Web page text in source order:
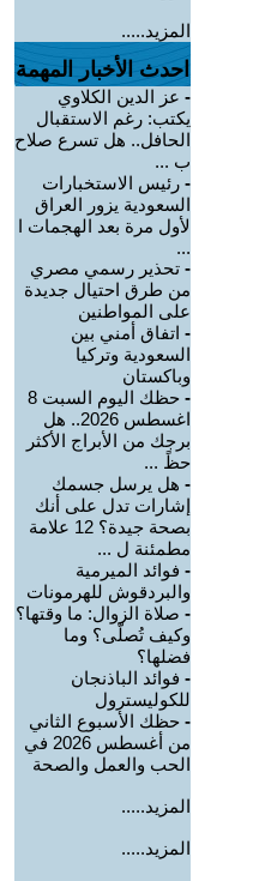
المزيد.....
احدث الأخبار المهمة
- عز الدين الكلاوي
يكتب: رغم الاستقبال
الحافل.. هل تسرع صلاح
ب ...
- رئيس الاستخبارات
السعودية يزور العراق
لأول مرة بعد الهجمات ا
...
- تحذير رسمي مصري
من طرق احتيال جديدة
على المواطنين
- اتفاق أمني بين
السعودية وتركيا
وباكستان
-
حظك اليوم السبت 8
اغسطس 2026.. هل
برجك من الأبراج الأكثر
حظً ...
- هل يرسل جسمك
إشارات تدل على أنك
بصحة جيدة؟ 12 علامة
مطمئنة ل ...
- فوائد الميرمية
والبردقوش للهرمونات
- صلاة الزوال: ما وقتها؟
وكيف تُصلّى؟ وما
فضلها؟
- فوائد الباذنجان
للكوليسترول
- حظك الأسبوع الثاني
من أغسطس 2026 في
الحب والعمل والصحة
المزيد.....
المزيد.....